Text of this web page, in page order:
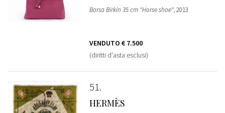
Borsa Birkin 35 cm "Horse shoe", 2013
VENDUTO € 7.500
(diritti d'asta esclusi)
51
HERMÈS